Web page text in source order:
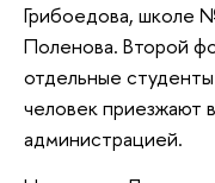
Грибоедова,
Поленова. Второй
отдельные
человек приезжают
администрацией.